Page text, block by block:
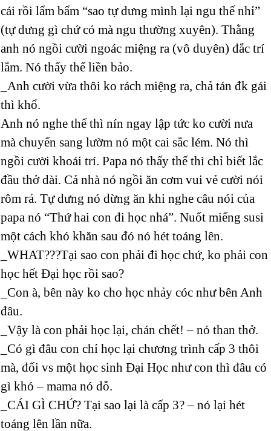
cái rồi lẩm bẩm “sao tự dưng mình lại ngu thế nhỉ”
(tự dưng gì chứ có mà ngu thường xuyên). Thằng
anh nó ngồi cười ngoác miệng ra (vô duyên) đắc trí
lắm. Nó thấy thế liền bảo.
_Anh cười vừa thôi ko rách miệng ra, chả tán đk gái
thì khổ.
Anh nó nghe thế thì nín ngay lập tức ko cười nưa
mà chuyển sang lườm nó một cai sắc lém. Nó thì
ngồi cười khoái trí. Papa nó thấy thế thì chỉ biết lắc
đầu thở dài. Cả nhà nó ngồi ăn cơm vui vẻ cười nói
rôm rả. Tự dưng nó dừng ăn khi nghe câu nói của
papa nó “Thứ hai con đi học nhá”. Nuốt miếng susi
một cách khó khăn sau đó nó hét toáng lên.
_WHAT???Tại sao con phải đi học chứ, ko phải con
học hết Đại học rồi sao?
_Con à, bên này ko cho học nhảy cóc như bên Anh
đâu.
_Vậy là con phải học lại, chán chết! – nó than thở.
_Có gì đâu con chỉ học lại chương trình cấp 3 thôi
mà, đối vs một học sinh Đại Học như con thì đâu có
gì khó – mama nó dỗ.
_CÁI GÌ CHỨ? Tại sao lại là cấp 3? – nó lại hét
toáng lên lần nữa.